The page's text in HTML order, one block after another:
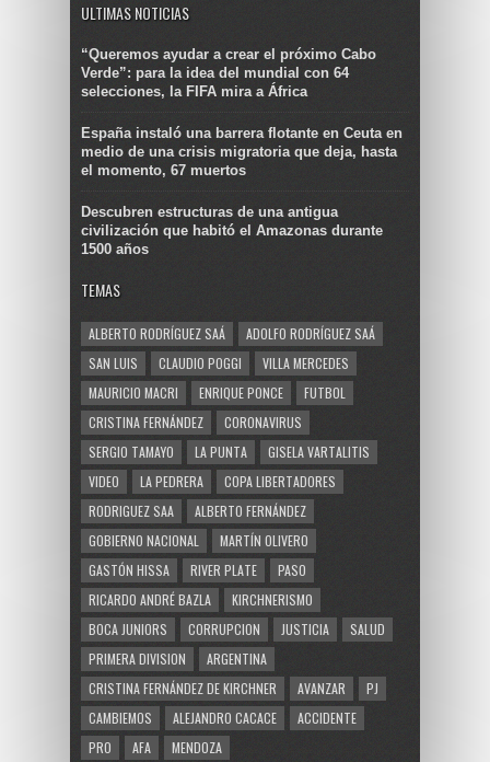
ULTIMAS NOTICIAS
“Queremos ayudar a crear el próximo Cabo
Verde”: para la idea del mundial con 64
selecciones, la FIFA mira a África
España instaló una barrera flotante en Ceuta en
medio de una crisis migratoria que deja, hasta
el momento, 67 muertos
Descubren estructuras de una antigua
civilización que habitó el Amazonas durante
1500 años
TEMAS
ALBERTO RODRÍGUEZ SAÁ
ADOLFO RODRÍGUEZ SAÁ
SAN LUIS
CLAUDIO POGGI
VILLA MERCEDES
MAURICIO MACRI
ENRIQUE PONCE
FUTBOL
CRISTINA FERNÁNDEZ
CORONAVIRUS
SERGIO TAMAYO
LA PUNTA
GISELA VARTALITIS
VIDEO
LA PEDRERA
COPA LIBERTADORES
RODRIGUEZ SAA
ALBERTO FERNÁNDEZ
GOBIERNO NACIONAL
MARTÍN OLIVERO
GASTÓN HISSA
RIVER PLATE
PASO
RICARDO ANDRÉ BAZLA
KIRCHNERISMO
BOCA JUNIORS
CORRUPCION JUSTICIA
SALUD
PRIMERA DIVISION
ARGENTINA
CRISTINA FERNÁNDEZ DE KIRCHNER
AVANZAR
PJ
CAMBIEMOS
ALEJANDRO CACACE
ACCIDENTE
PRO
AFA MENDOZA